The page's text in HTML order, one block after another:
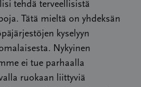
tehdä terveellisistä
Tätä mieltä on yhdeksän
kyselyyn
Nykyinen
ei tue parhaalla
ruokaan liittyviä